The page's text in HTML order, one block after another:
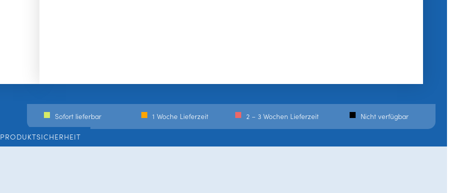
Sofort lieferbar 1 Woche Lieferzeit 2 – 3 Wochen Lieferzeit Nicht verfügbar
PRODUKTSICHERHEIT